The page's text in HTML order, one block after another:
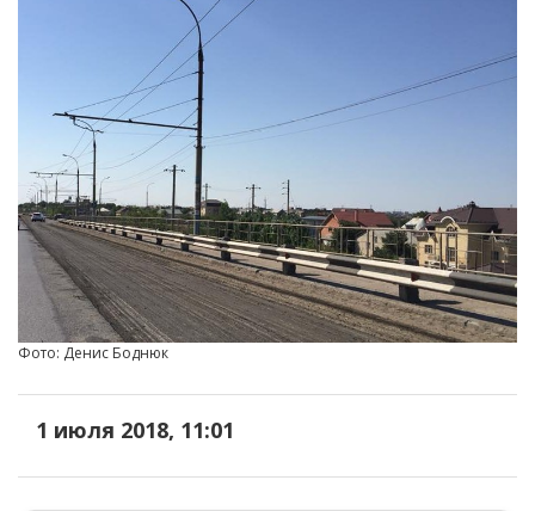
Фото: Денис Боднюк
1 июля 2018, 11:01